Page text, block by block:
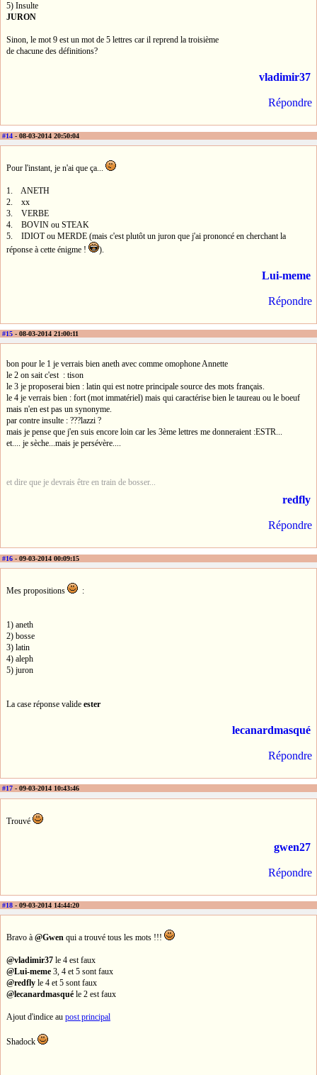
5) Insulte
JURON
Sinon, le mot 9 est un mot de 5 lettres car il reprend la troisième
de chacune des définitions?
vladimir37
Répondre
#14 - 08-03-2014 20:50:04
Pour l'instant, je n'ai que ça...
1. ANETH
2. xx
3. VERBE
4. BOVIN ou STEAK
5. IDIOT ou MERDE (mais c'est plutôt un juron que j'ai prononcé en cherchant la
réponse à cette énigme !
).
Lui-meme
Répondre
#15 - 08-03-2014 21:00:11
bon pour le 1 je verrais bien aneth avec comme omophone Annette
le 2 on sait c'est : tison
le 3 je proposerai bien : latin qui est notre principale source des mots français.
le 4 je verrais bien : fort (mot immatériel) mais qui caractérise bien le taureau ou le boeuf
mais n'en est pas un synonyme.
par contre insulte : ???lazzi ?
mais je pense que j'en suis encore loin car les 3ème lettres me donneraient :ESTR...
et.... je sèche...mais je persévère....
et dire que je devrais être en train de bosser...
redfly
Répondre
#16 - 09-03-2014 00:09:15
Mes propositions :
1) aneth
2) bosse
3) latin
4) aleph
5) juron
La case réponse valide ester
lecanardmasqué
Répondre
#17 - 09-03-2014 10:43:46
Trouvé
gwen27
Répondre
#18 - 09-03-2014 14:44:20
Bravo à @Gwen qui a trouvé tous les mots !!!
@vladimir37 le 4 est faux
@Lui-meme 3, 4 et 5 sont faux
@redfly le 4 et 5 sont faux
@lecanardmasqué le 2 est faux
Ajout d'indice au post principal
Shadock